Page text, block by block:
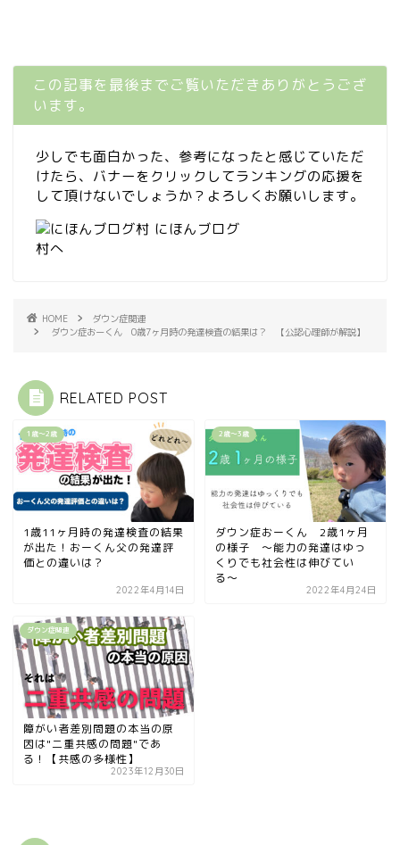
この記事を最後までご覧いただきありがとうござ
います。
少しでも面白かった、参考になったと感じていただ
けたら、バナーをクリックしてランキングの応援を
して頂けないでしょうか？よろしくお願いします。
HOME
ダウン症関連
ダウン症おーくん 0歳7ヶ月時の発達検査の結果は？ 【公認心理師が解説】
RELATED POST
1歳〜2歳
1歳11ヶ月時の発達検査の結果
が出た！おーくん父の発達評
価との違いは？
2022年4月14日
2歳〜3歳
ダウン症おーくん 2歳1ヶ月
の様子 〜能力の発達はゆっ
くりでも社会性は伸びてい
る〜
2022年4月24日
ダウン症関連
障がい者差別問題の本当の原
因は"二重共感の問題"であ
る！【共感の多様性】
2023年12月30日